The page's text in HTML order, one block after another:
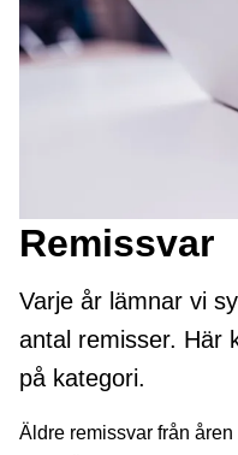
Remissvar
Varje år lämnar vi
antal remisser. Här
på kategori.
Äldre remissvar från